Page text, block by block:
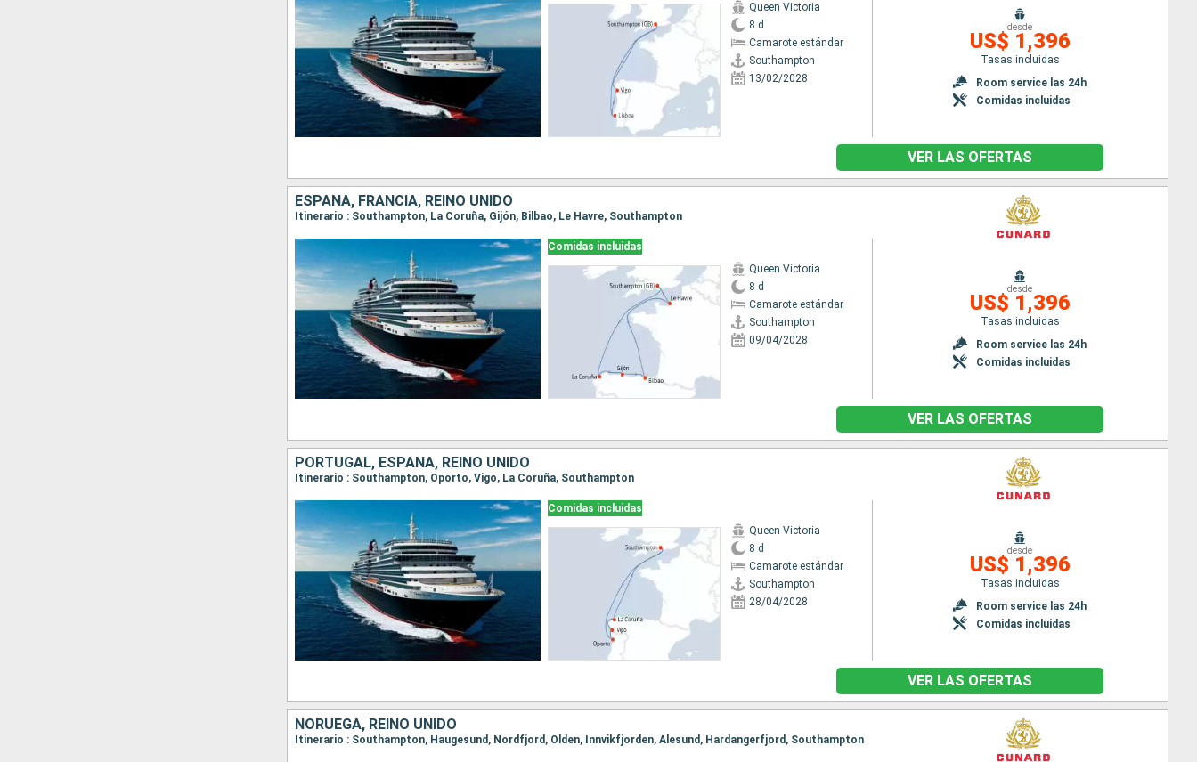
Queen Victoria
8 d
Camarote estándar
Southampton
13/02/2028
desde
US$ 1,396
Tasas incluidas
Room service las 24h
Comidas incluidas
VER LAS OFERTAS
ESPAÑA, FRANCIA, REINO UNIDO
Itinerario : Southampton, La Coruña, Gijón, Bilbao, Le Havre, Southampton
Comidas incluidas
Queen Victoria
8 d
Camarote estándar
Southampton
09/04/2028
desde
US$ 1,396
Tasas incluidas
Room service las 24h
Comidas incluidas
VER LAS OFERTAS
PORTUGAL, ESPAÑA, REINO UNIDO
Itinerario : Southampton, Oporto, Vigo, La Coruña, Southampton
Comidas incluidas
Queen Victoria
8 d
Camarote estándar
Southampton
28/04/2028
desde
US$ 1,396
Tasas incluidas
Room service las 24h
Comidas incluidas
VER LAS OFERTAS
NORUEGA, REINO UNIDO
Itinerario : Southampton, Haugesund, Nordfjord, Olden, Innvikfjorden, Alesund, Hardangerfjord, Southampton